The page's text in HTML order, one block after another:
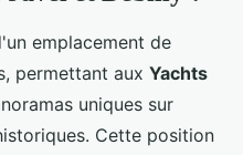
emplacement de
permettant aux Yachts
uniques sur
Cette position